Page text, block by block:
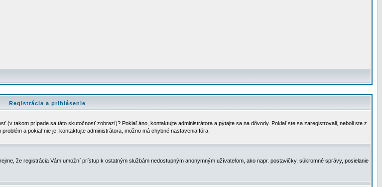
Registrácia a prihlásenie
takom prípade sa táto skutočnosť zobrazí)? Pokiaľ áno, kontaktujte administrátora a pýtajte sa na dôvody. Pokiaľ ste sa zaregistrovali, neboli ste z
a pokiaľ nie je, kontaktujte administrátora, možno má chybné nastavenia fóra.
že registrácia Vám umožní prístup k ostatným službám nedostupným anonymným užívateľom, ako napr. postavičky, súkromné správy, posielanie